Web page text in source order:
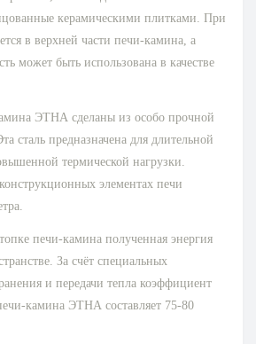
керамическими плитками. При
в верхней части печи-камина, а
может быть использована в качестве
ЭТНА сделаны из особо прочной
сталь предназначена для длительной
термической нагрузки.
элементах печи
печи-камина полученная энергия
За счёт специальных
и передачи тепла коэффициент
камина ЭТНА составляет 75-80